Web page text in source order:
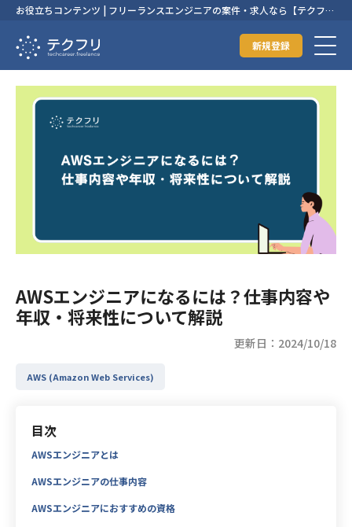
お役立ちコンテンツ | フリーランスエンジニアの案件・求人なら【テクフ
新規登録
AWSエンジニアになるには？仕事内容や
年収・将来性について解説
更新日：2024/10/18
AWS (Amazon Web Services)
目次
AWSエンジニアとは
AWSエンジニアの仕事内容
AWSエンジニアにおすすめの資格